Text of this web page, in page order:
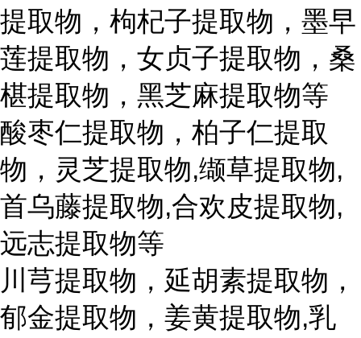
提取物，枸杞子提取物，墨早
莲提取物，女贞子提取物，桑
椹提取物，黑芝麻提取物等
酸枣仁提取物，柏子仁提取
物，灵芝提取物,缬草提取物,
首乌藤提取物,合欢皮提取物,
远志提取物等
川芎提取物，延胡素提取物，
郁金提取物，姜黄提取物,乳